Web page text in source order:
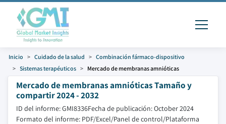
Inicio Cuidado de la salud
Combinación fármaco-dispositivo
Sistemas terapéuticos
Mercado de membranas amnióticas
Mercado de membranas amnióticas Tamaño y
compartir 2024 - 2032
ID del informe: GMI8336Fecha de publicación: October 2024
Formato del informe: PDF/Excel/Panel de control/Plataforma